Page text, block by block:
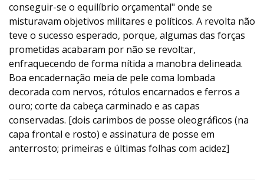
conseguir-se o equilíbrio orçamental" onde se
misturavam objetivos militares e políticos. A revolta não
teve o sucesso esperado, porque, algumas das forças
prometidas acabaram por não se revoltar,
enfraquecendo de forma nítida a manobra delineada.
Boa encadernação meia de pele coma lombada
decorada com nervos, rótulos encarnados e ferros a
ouro; corte da cabeça carminado e as capas
conservadas. [dois carimbos de posse oleográficos (na
capa frontal e rosto) e assinatura de posse em
anterrosto; primeiras e últimas folhas com acidez]